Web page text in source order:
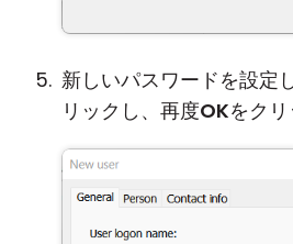
新しいパスワードを設定
リックし、再度OKをクリ